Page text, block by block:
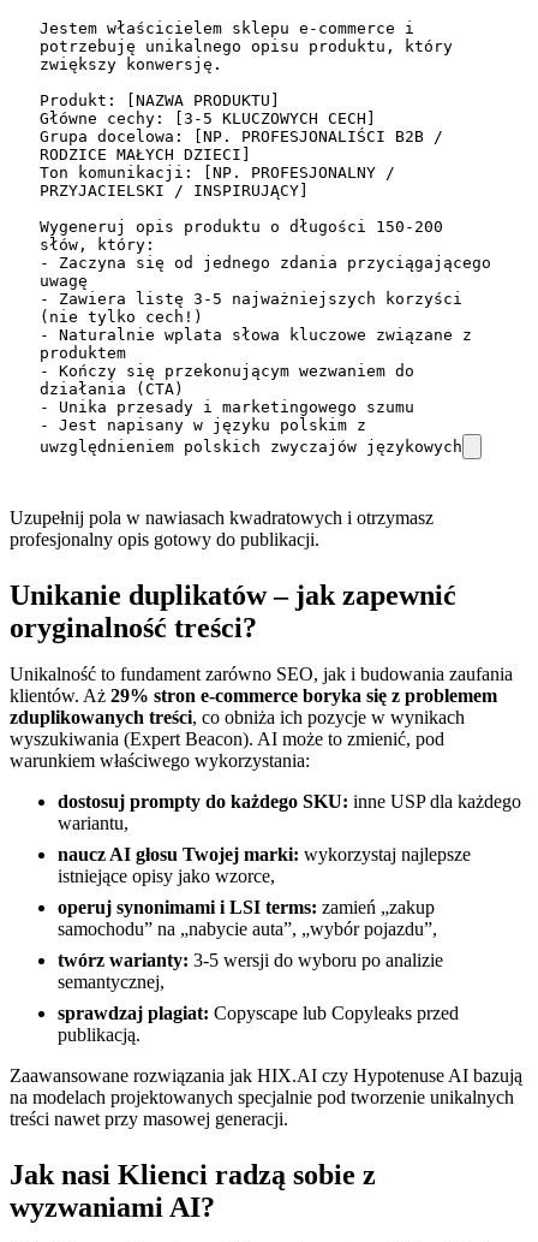
Jestem właścicielem sklepu e-commerce i
potrzebuję unikalnego opisu produktu, który
zwiększy konwersję.
Produkt: [NAZWA PRODUKTU]
Główne cechy: [3-5 KLUCZOWYCH CECH]
Grupa docelowa: [NP. PROFESJONALIŚCI B2B /
RODZICE MAŁYCH DZIECI]
Ton komunikacji: [NP. PROFESJONALNY /
PRZYJACIELSKI / INSPIRUJĄCY]
Wygeneruj opis produktu o długości 150-200
słów, który:
- Zaczyna się od jednego zdania przyciągającego
uwagę
- Zawiera listę 3-5 najważniejszych korzyści
(nie tylko cech!)
- Naturalnie wplata słowa kluczowe związane z
produktem
- Kończy się przekonującym wezwaniem do
działania (CTA)
- Unika przesady i marketingowego szumu
- Jest napisany w języku polskim z
uwzględnieniem polskich zwyczajów językowych
Uzupełnij pola w nawiasach kwadratowych i otrzymasz
profesjonalny opis gotowy do publikacji.
Unikanie duplikatów – jak zapewnić
oryginalność treści?
Unikalność to fundament zarówno SEO, jak i budowania zaufania
klientów. Aż 29% stron e-commerce boryka się z problemem
zduplikowanych treści, co obniża ich pozycje w wynikach
wyszukiwania (Expert Beacon). AI może to zmienić, pod
warunkiem właściwego wykorzystania:
dostosuj prompty do każdego SKU: inne USP dla każdego
wariantu,
naucz AI głosu Twojej marki: wykorzystaj najlepsze
istniejące opisy jako wzorce,
operuj synonimami i LSI terms: zamień „zakup
samochodu” na „nabycie auta”, „wybór pojazdu”,
twórz warianty: 3-5 wersji do wyboru po analizie
semantycznej,
sprawdzaj plagiat: Copyscape lub Copyleaks przed
publikacją.
Zaawansowane rozwiązania jak HIX.AI czy Hypotenuse AI bazują
na modelach projektowanych specjalnie pod tworzenie unikalnych
treści nawet przy masowej generacji.
Jak nasi Klienci radzą sobie z
wyzwaniami AI?